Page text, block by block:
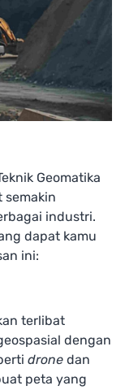
Geomatika
semakin
industri.
dapat kamu
ini:
terlibat
dengan
drone dan
peta yang